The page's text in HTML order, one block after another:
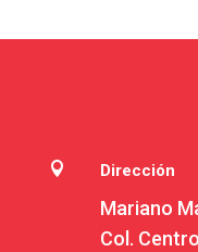
 Dirección
Mariano
Col. Centro